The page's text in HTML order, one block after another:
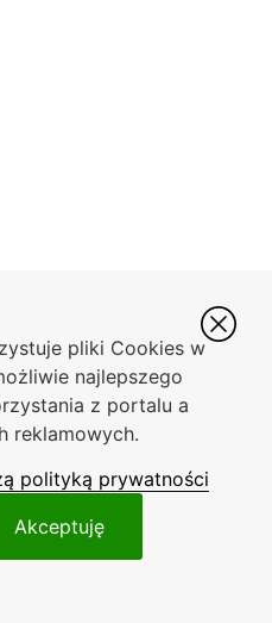
pliki Cookies w
najlepszego
z portalu a
reklamowych.
polityką prywatności
Akceptuję